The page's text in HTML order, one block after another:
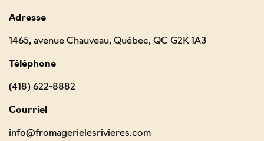
Adresse
1465, avenue Chauveau, Québec, QC G2K 1A3
Téléphone
(418) 622-8882
Courriel
info@fromagerielesrivieres.com